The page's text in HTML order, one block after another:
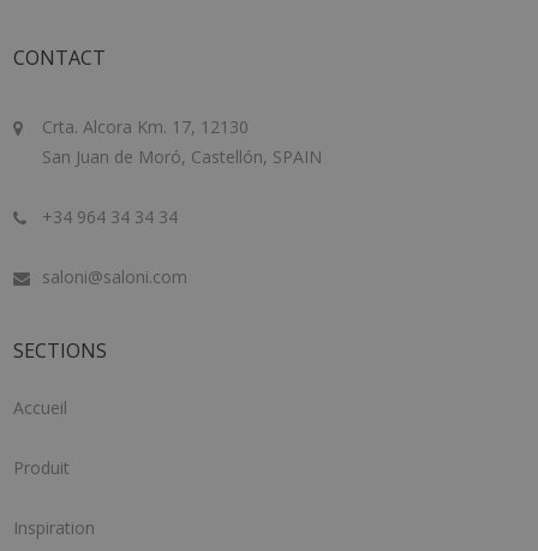
CONTACT
Crta. Alcora Km. 17, 12130
San Juan de Moró, Castellón, SPAIN
+34 964 34 34 34
saloni@saloni.com
SECTIONS
Accueil
Produit
Inspiration